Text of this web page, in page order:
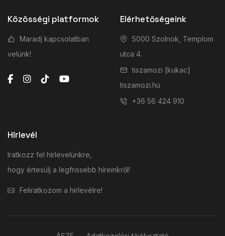
Közösségi platformok
Maradj kapcsolatban
velünk!
Elérhetőségeink
5000 Szolnok, Templom
utca 4.
tiszamozi [kukac]
tiszamozi.hu
+36 56 424 910
Hírlevél
Iratkozz fel hírlevelünkre,
hogy értesülj a legfrissebb híreinkről!
Feliratkozom a hírlevélre!